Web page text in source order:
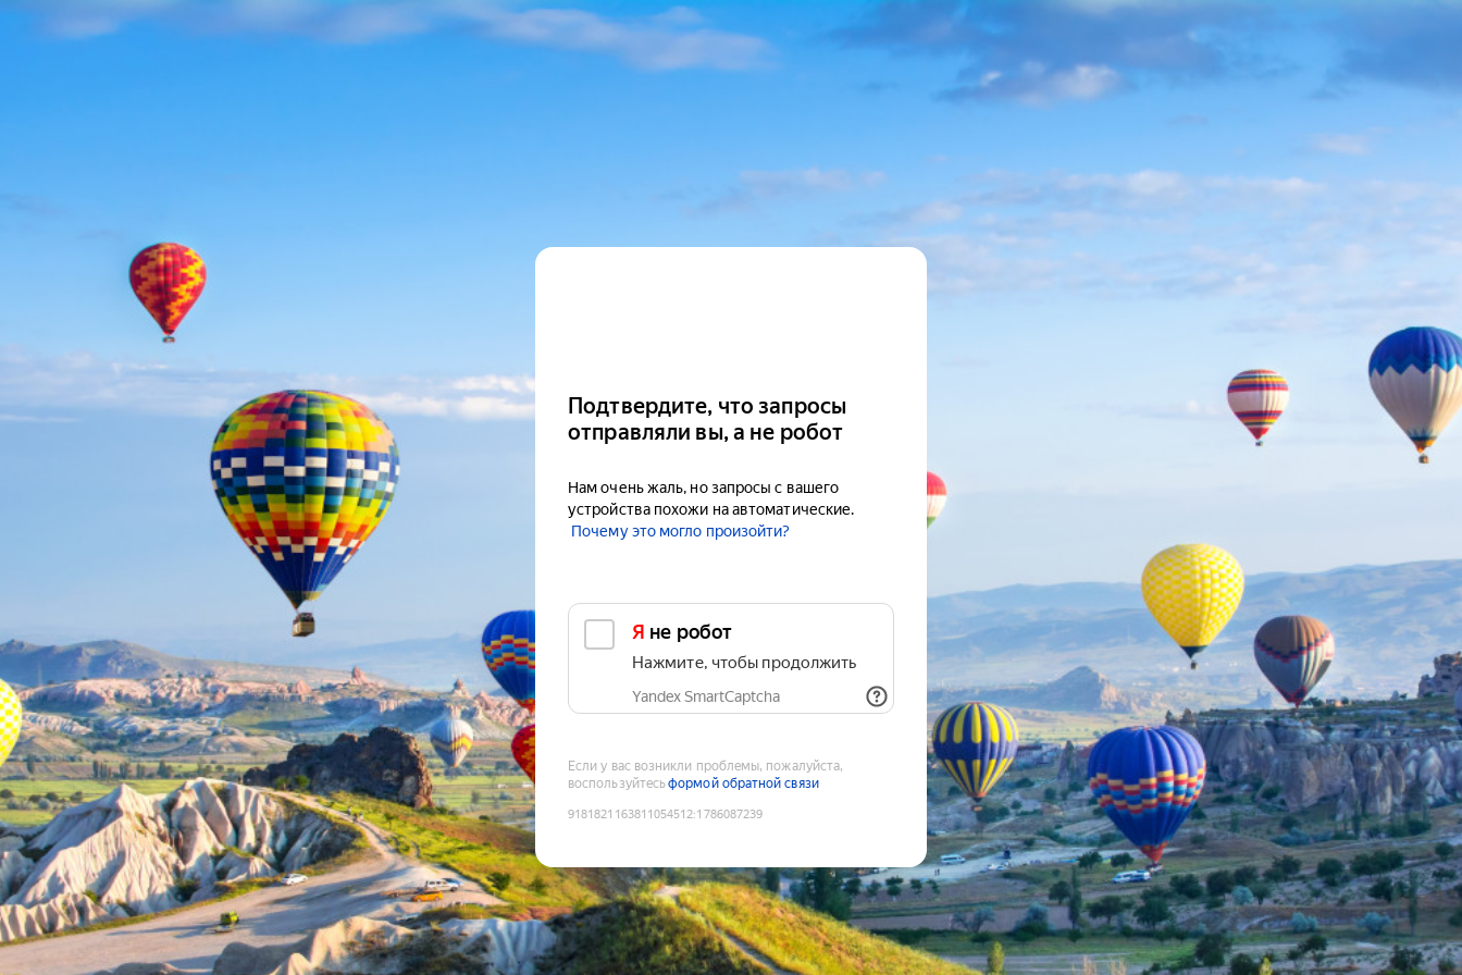
Подтвердите, что запросы
отправляли вы, а не робот
Нам очень жаль, но запросы с вашего
устройства похожи на автоматические.
Почему это могло произойти?
Я не робот
Нажмите, чтобы продолжить
Yandex SmartCaptcha
Если у вас возникли проблемы, пожалуйста,
воспользуйтесьформой обратной связи
9181821163811054512:1786087239